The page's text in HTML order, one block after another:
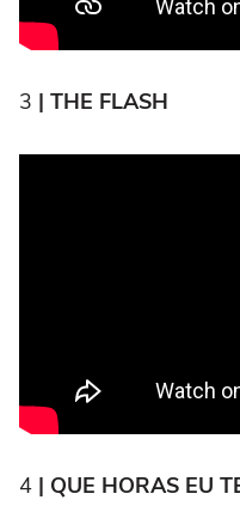
3 | THE FLASH
4 | QUE HORAS EU